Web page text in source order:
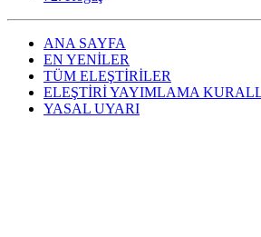
ANA SAYFA
EN YENİLER
TÜM ELEŞTİRİLER
ELEŞTİRİ YAYIMLAMA
YASAL UYARI